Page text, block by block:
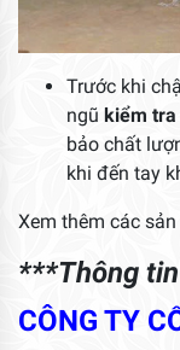
Trước khi
ngũ kiểm tra
bảo chất
khi đến tay
Xem thêm các
***Thông
CÔNG TY